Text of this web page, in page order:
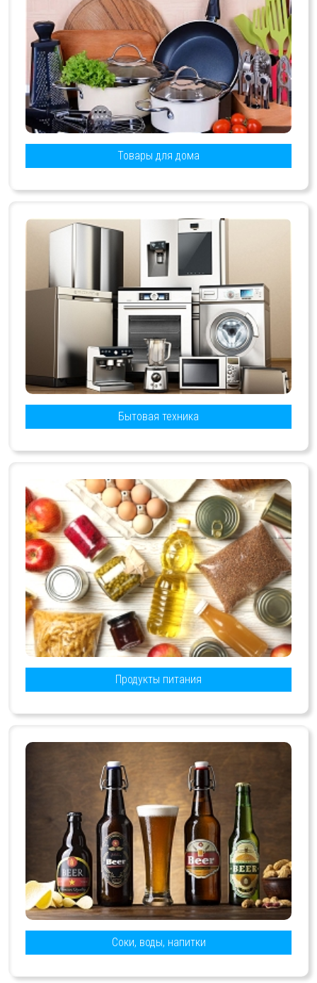
Товары для дома
Бытовая техника
Продукты питания
Соки, воды, напитки